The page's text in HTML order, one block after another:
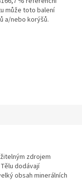
může toto balení
a/nebo korýšů.
zdrojem
dodávají
obsah minerálních